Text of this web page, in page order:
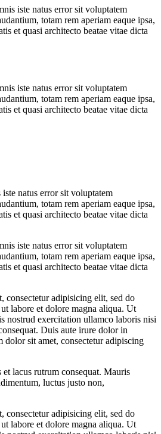
iste natus error sit voluptatem
totam rem aperiam eaque ipsa,
et quasi architecto beatae vitae dicta
iste natus error sit voluptatem
totam rem aperiam eaque ipsa,
et quasi architecto beatae vitae dicta
natus error sit voluptatem
totam rem aperiam eaque ipsa,
et quasi architecto beatae vitae dicta
iste natus error sit voluptatem
totam rem aperiam eaque ipsa,
et quasi architecto beatae vitae dicta
consectetur adipisicing elit, sed do
labore et dolore magna aliqua. Ut
nostrud exercitation ullamco laboris nisi
Duis aute irure dolor in
dolor sit amet, consectetur adipiscing
lacus rutrum consequat. Mauris
luctus justo non,
consectetur adipisicing elit, sed do
labore et dolore magna aliqua. Ut